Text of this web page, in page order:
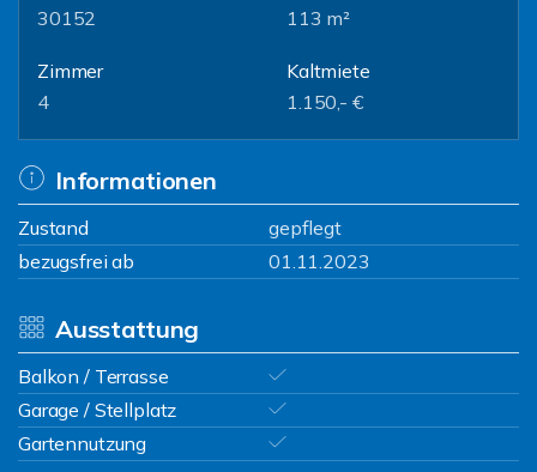
30152
113 m²
Zimmer
4
Kaltmiete
1.150,- €
Informationen
Zustand
gepflegt
bezugsfrei ab
01.11.2023
Ausstattung
Balkon / Terrasse
Garage / Stellplatz
Gartennutzung